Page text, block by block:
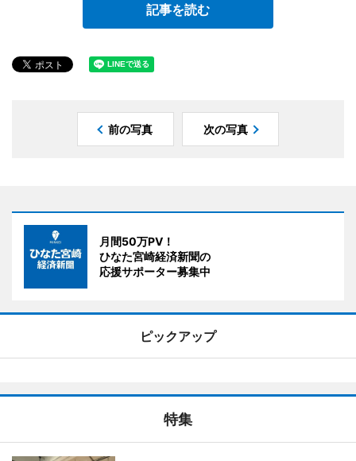
記事を読む
前の写真 次の写真
月間50万PV！
ひなた宮崎経済新聞の
応援サポーター募集中
ピックアップ
特集